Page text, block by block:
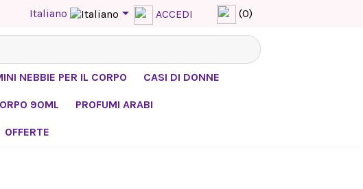
Italiano  ACCEDI (0)
NEBBIE PER IL CORPO CASI DI DONNE
90ML PROFUMI ARABI
OFFERTE